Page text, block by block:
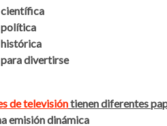
científica
política
divertirse
de televisióntienen diferentes
emisión dinámica